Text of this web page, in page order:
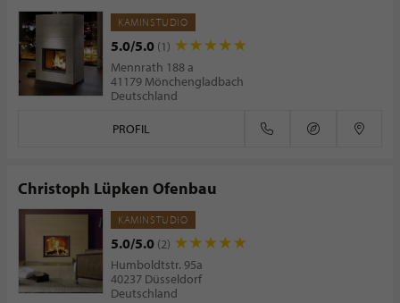
KAMINSTUDIO
5.0/5.0 (1)
Mennrath 188 a
41179 Mönchengladbach
Deutschland
PROFIL
Christoph Lüpken Ofenbau
KAMINSTUDIO
5.0/5.0 (2)
Humboldtstr. 95a
40237 Düsseldorf
Deutschland